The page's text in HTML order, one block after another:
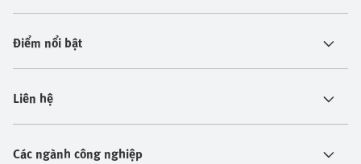
Điểm nổi bật
Liên hệ
Các ngành công nghiệp